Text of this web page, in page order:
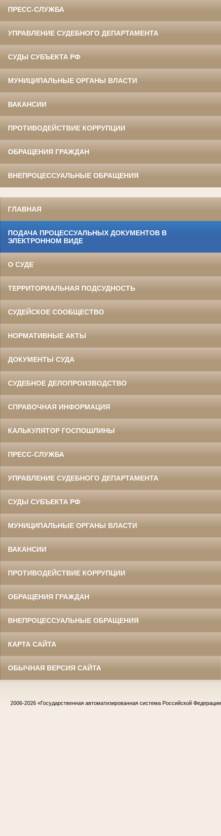
ПРЕСС-СЛУЖБА
УПРАВЛЕНИЕ СУДЕБНОГО ДЕПАРТАМЕНТА
СУДЫ СУБЪЕКТА РФ
МУНИЦИПАЛЬНЫЕ ОРГАНЫ ВЛАСТИ
ВАКАНСИИ
ПРОТИВОДЕЙСТВИЕ КОРРУПЦИИ
ОБРАЩЕНИЯ ГРАЖДАН
ВНЕПРОЦЕССУАЛЬНЫЕ ОБРАЩЕНИЯ
ГЛАВНАЯ
ПОДАЧА ПРОЦЕССУАЛЬНЫХ ДОКУМЕНТОВ В
ЭЛЕКТРОННОМ ВИДЕ
О СУДЕ
ТЕРРИТОРИАЛЬНАЯ ПОДСУДНОСТЬ
СУДЕЙСКОЕ СООБЩЕСТВО
НОРМАТИВНЫЕ АКТЫ
ДОКУМЕНТЫ СУДА
СУДЕБНОЕ ДЕЛОПРОИЗВОДСТВО
СПРАВОЧНАЯ ИНФОРМАЦИЯ
КАЛЬКУЛЯТОР ГОСПОШЛИНЫ
ПРЕСС-СЛУЖБА
УПРАВЛЕНИЕ СУДЕБНОГО ДЕПАРТАМЕНТА
СУДЫ СУБЪЕКТА РФ
МУНИЦИПАЛЬНЫЕ ОРГАНЫ ВЛАСТИ
ВАКАНСИИ
ПРОТИВОДЕЙСТВИЕ КОРРУПЦИИ
ОБРАЩЕНИЯ ГРАЖДАН
ВНЕПРОЦЕССУАЛЬНЫЕ ОБРАЩЕНИЯ
КАРТА САЙТА
ОБЫЧНАЯ ВЕРСИЯ САЙТА
2006-2026 «Государственная автоматизированная система Российской